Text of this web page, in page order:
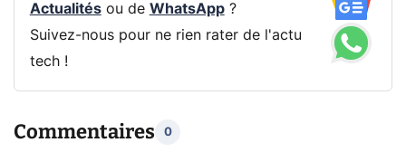
Actualitésou de WhatsApp?
Suivez-nous pour ne rien rater de l'actu
tech !
Commentaires 0